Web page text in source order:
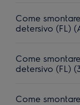
Come
detersivo (FL)
Come
detersivo (FL)
Come